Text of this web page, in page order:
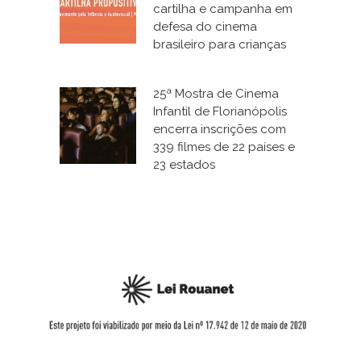
cartilha e campanha em
defesa do cinema
brasileiro para crianças
25ª Mostra de Cinema
Infantil de Florianópolis
encerra inscrições com
339 filmes de 22 países e
23 estados